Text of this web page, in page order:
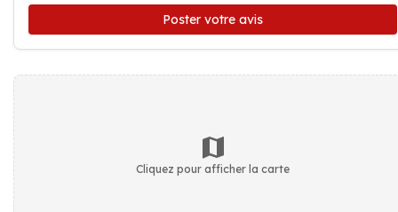
Poster votre avis
Cliquez pour afficher la carte